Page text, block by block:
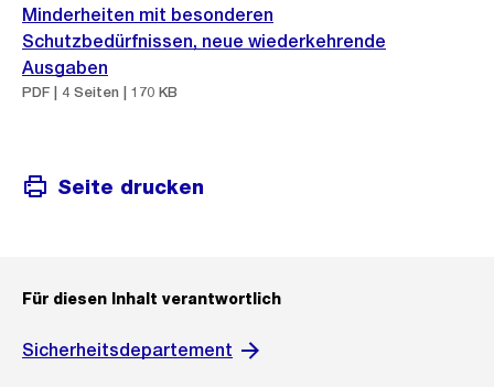
Minderheiten mit besonderen
Schutzbedürfnissen, neue wiederkehrende
Ausgaben
PDF | 4 Seiten | 170 KB
Seite drucken
Für diesen Inhalt verantwortlich
Sicherheitsdepartement